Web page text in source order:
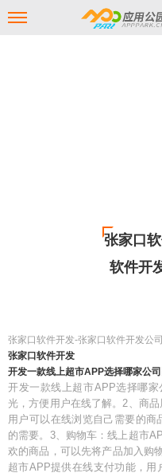
张家口
软件开
张家口软件开发-张家口软件开发公司
张家口软件开发
开发一款线上超市APP选择哪家公
开发一款线上超市APP选择哪
光，方便用户在线了解。2、商
用户可以在线浏览自己需要的
的需要。3、购物车：线上超市
欢的商品，可以先将产品加入购
超市APP提供在线支付功能，